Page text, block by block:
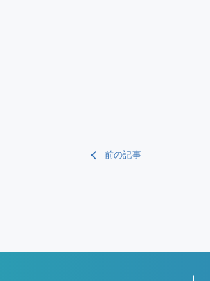
前の記事